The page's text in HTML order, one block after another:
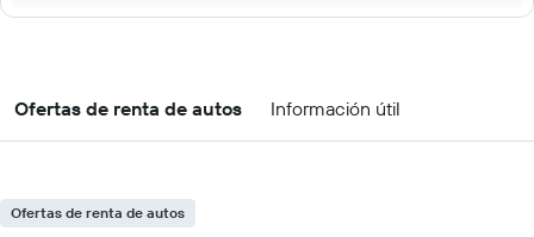
Ofertas de renta de autos Información útil
Ofertas de renta de autos